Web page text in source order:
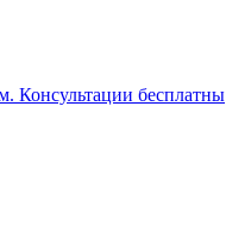
Консультации бесплатны